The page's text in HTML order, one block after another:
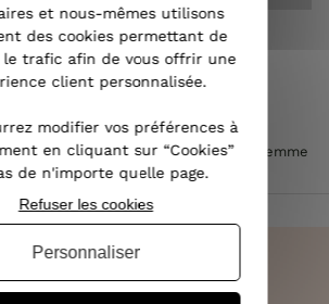
femme >Jean femme >Jean skinny femme
vintage blue super taille haute
et nous-mêmes utilisons
des cookies permettant de
le trafic afin de vous offrir une
client personnalisée.
modifier vos préférences à
en cliquant sur “Cookies”
de n'importe quelle page.
Refuser les cookies
Personnaliser